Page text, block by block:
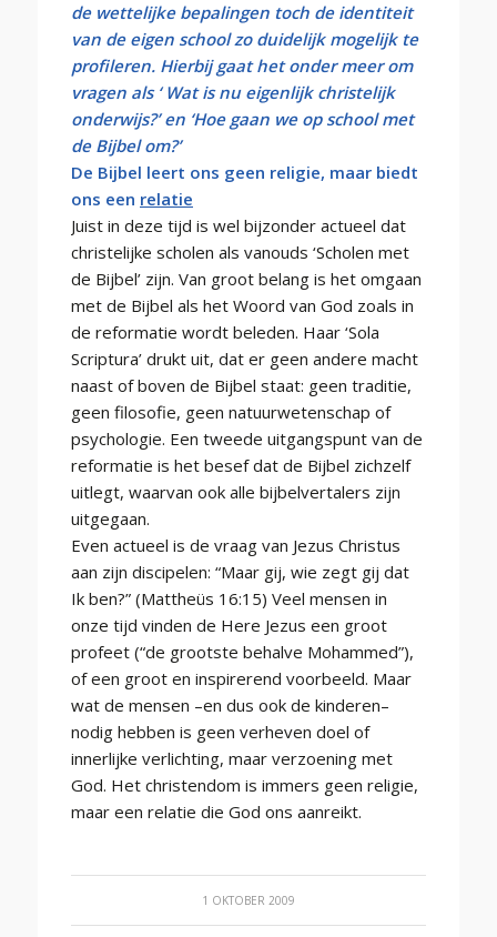
de wettelijke bepalingen toch de identiteit
van de eigen school zo duidelijk mogelijk te
profileren. Hierbij gaat het onder meer om
vragen als ‘ Wat is nu eigenlijk christelijk
onderwijs?’ en ‘Hoe gaan we op school met
de Bijbel om?’
De Bijbel leert ons geen religie, maar biedt
ons een relatie
Juist in deze tijd is wel bijzonder actueel dat
christelijke scholen als vanouds ‘Scholen met
de Bijbel’ zijn. Van groot belang is het omgaan
met de Bijbel als het Woord van God zoals in
de reformatie wordt beleden. Haar ‘Sola
Scriptura’ drukt uit, dat er geen andere macht
naast of boven de Bijbel staat: geen traditie,
geen filosofie, geen natuurwetenschap of
psychologie. Een tweede uitgangspunt van de
reformatie is het besef dat de Bijbel zichzelf
uitlegt, waarvan ook alle bijbelvertalers zijn
uitgegaan.
Even actueel is de vraag van Jezus Christus
aan zijn discipelen: “Maar gij, wie zegt gij dat
Ik ben?” (Mattheüs 16:15) Veel mensen in
onze tijd vinden de Here Jezus een groot
profeet (“de grootste behalve Mohammed”),
of een groot en inspirerend voorbeeld. Maar
wat de mensen –en dus ook de kinderen–
nodig hebben is geen verheven doel of
innerlijke verlichting, maar verzoening met
God. Het christendom is immers geen religie,
maar een relatie die God ons aanreikt.
1 OKTOBER 2009